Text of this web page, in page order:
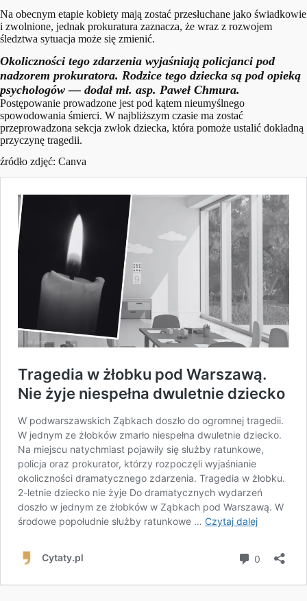
Na obecnym etapie kobiety mają zostać przesłuchane jako świadkowie
i zwolnione, jednak prokuratura zaznacza, że wraz z rozwojem
śledztwa sytuacja może się zmienić.
Okoliczności tego zdarzenia wyjaśniają policjanci pod
nadzorem prokuratora. Rodzice tego dziecka są pod opieką
psychologów — dodał mł. asp. Paweł Chmura.
Postępowanie prowadzone jest pod kątem nieumyślnego
spowodowania śmierci. W najbliższym czasie ma zostać
przeprowadzona sekcja zwłok dziecka, która pomoże ustalić dokładną
przyczynę tragedii.
źródło zdjęć: Canva